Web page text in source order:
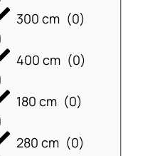
300 cm (0)
400 cm (0)
180 cm (0)
280 cm (0)